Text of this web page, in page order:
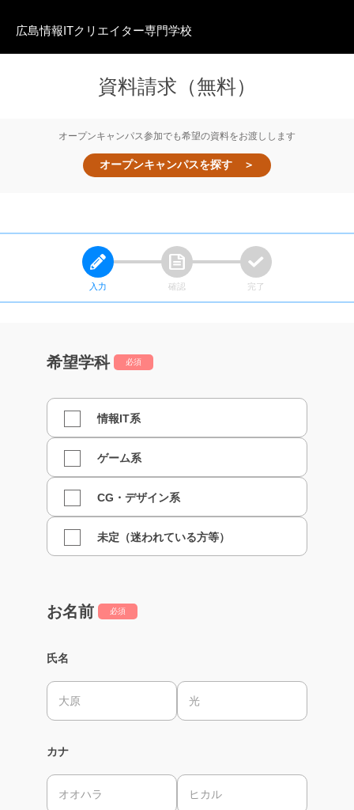
広島情報ITクリエイター専門学校
資料請求（無料）
オープンキャンパス参加でも希望の資料をお渡しします
オープンキャンパスを探す ＞
入力 確認 完了
希望学科 必須
情報IT系
ゲーム系
CG・デザイン系
未定（迷われている方等）
お名前 必須
氏名
カナ